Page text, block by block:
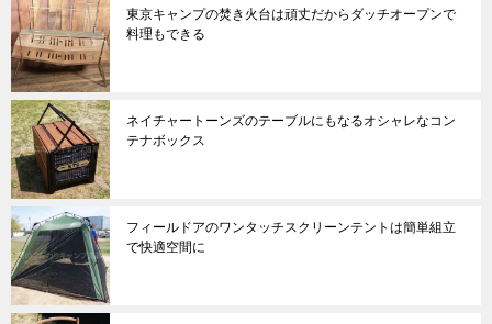
東京キャンプの焚き火台は頑丈だからダッチオープンで
料理もできる
ネイチャートーンズのテーブルにもなるオシャレなコン
テナボックス
フィールドアのワンタッチスクリーンテントは簡単組立
で快適空間に